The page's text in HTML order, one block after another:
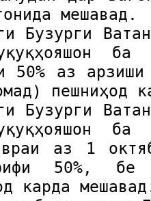
мешавад.
Бузурги
ба
50% аз
пешниҳод
Бузурги
ба
аз 1
50%, бе
карда